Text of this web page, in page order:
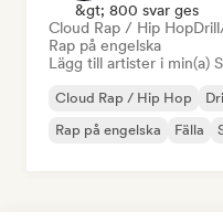
&gt; 800 svar ges
Cloud Rap / Hip Hop
Rap på engelska
Lägg till artister i min(a)
Cloud Rap / Hip Hop
Rap på engelska
Fälla